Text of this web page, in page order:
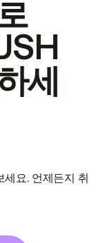
세
세요. 언제든지 취